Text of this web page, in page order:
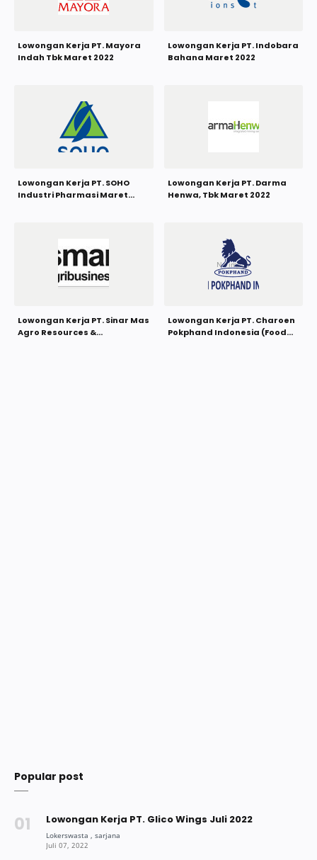
Lowongan Kerja PT. Mayora
Indah Tbk Maret 2022
Lowongan Kerja PT. Indobara
Bahana Maret 2022
Lowongan Kerja PT. SOHO
Industri Pharmasi Maret
Lowongan Kerja PT. Darma
Henwa, Tbk Maret 2022
Lowongan Kerja PT. Sinar Mas
Agro Resources &
Lowongan Kerja PT. Charoen
Pokphand Indonesia (Food
Popular post
Lowongan Kerja PT. Glico Wings Juli 2022